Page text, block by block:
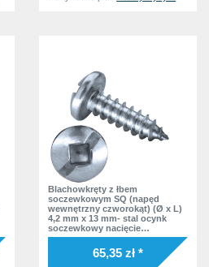
Blachowkręty z łbem
soczewkowym SQ (napęd
wewnętrzny czworokąt) (Ø x L)
4,2 mm x 13 mm- stal ocynk
soczewkowy nacięcie
Podkładka bez podkładki
65,35 zł *